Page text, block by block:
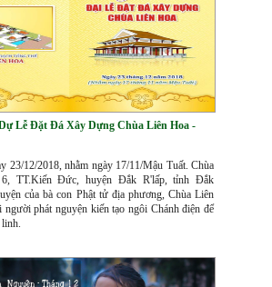
Lễ Đặt Đá Xây Dựng Chùa Liên Hoa -
23/12/2018, nhằm ngày 17/11/Mậu Tuất. Chùa
TT.Kiến Đức, huyện Đắk R'lấp, tỉnh Đắk
của bà con Phật tử địa phương, Chùa Liên
phát nguyện kiến tạo ngôi Chánh điện để
linh.